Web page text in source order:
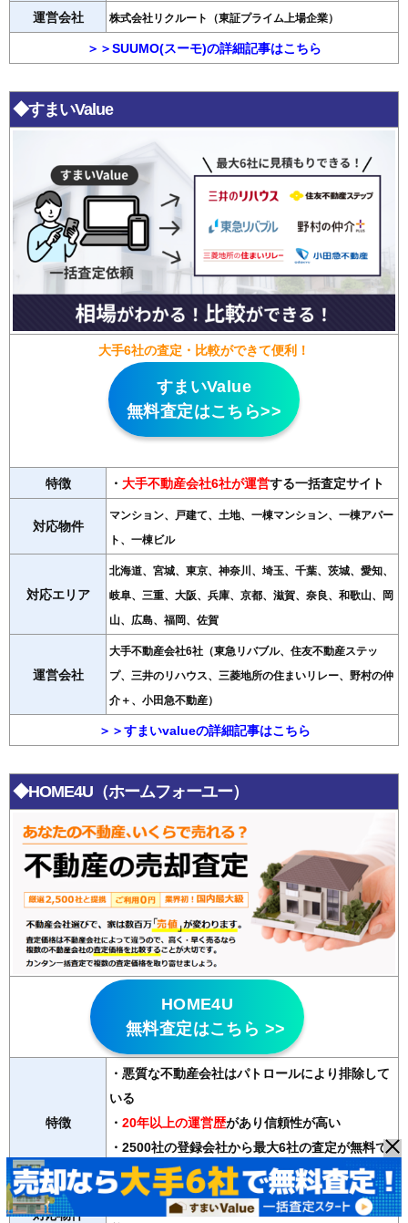
運営会社 株式会社リクルート（東証プライム上場企業）
＞＞SUUMO(スーモ)の詳細記事はこちら
◆すまいValue
大手6社の査定・比較ができて便利！
すまいValue
無料査定はこちら>>
特徴 ・ 大手不動産会社6社が運営する一括査定サイト
対応物件
マンション、戸建て、土地、一棟マンション、一棟アパー
ト、一棟ビル
対応エリア
北海道、宮城、東京、神奈川、埼玉、千葉、茨城、愛知、
岐阜、三重、大阪、兵庫、京都、滋賀、奈良、和歌山、岡
山、広島、福岡、佐賀
運営会社
大手不動産会社6社（東急リバブル、住友不動産ステッ
プ、三井のリハウス、三菱地所の住まいリレー、野村の仲
介＋、小田急不動産）
＞＞すまいvalueの詳細記事はこちら
◆HOME4U（ホームフォーユー）
HOME4U
無料査定はこちら >>
特徴
・悪質な不動産会社はパトロールにより排除して
いる
・ 20年以上の運営歴があり信頼性が高い
・2500社の登録会社から最大6社の査定が無料で
受け取れる
対応物件
マンション、戸建て、土地、ビル、アパート、店舗・事務